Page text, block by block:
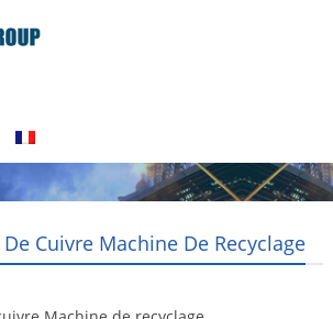
Cuivre Machine De Recyclage